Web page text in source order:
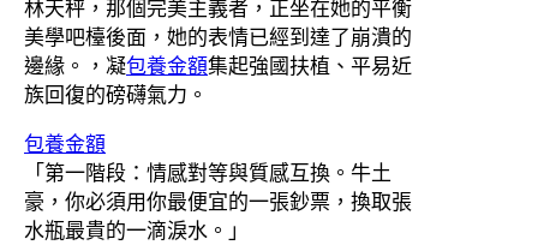
林天秤，那個完美主義者，正坐在她的平衡
美學吧檯後面，她的表情已經到達了崩潰的
邊緣。，凝包養金額集起強國扶植、平易近
族回復的磅礴氣力。
包養金額
「第一階段：情感對等與質感互換。牛土
豪，你必須用你最便宜的一張鈔票，換取張
水瓶最貴的一滴淚水。」